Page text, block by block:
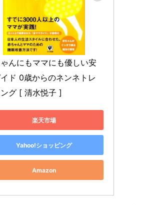
んにもママにも優しい安
ド 0歳からのネンネトレ
グ [ 清水悦子 ]
楽天市場
Yahoo!ショッピング
Amazon